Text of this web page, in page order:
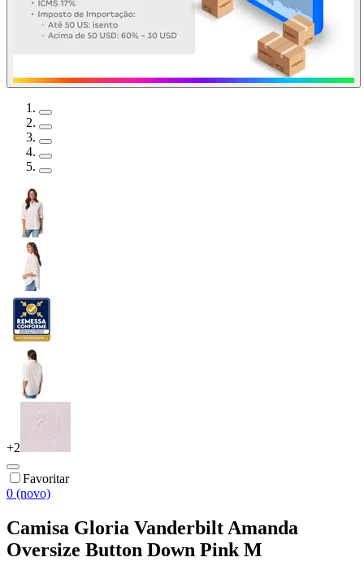
+2
Favoritar
0 (novo)
Camisa Gloria Vanderbilt Amanda
Oversize Button Down Pink M